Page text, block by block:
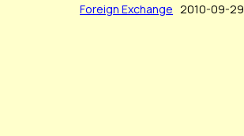
Foreign Exchange 2010-09-29